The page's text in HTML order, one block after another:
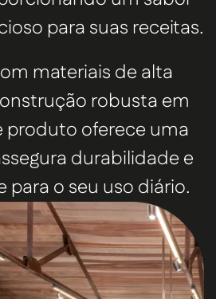
para suas receitas.
materiais de alta
robusta em
produto oferece uma
durabilidade e
o seu uso diário.